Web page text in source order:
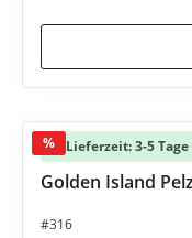
% Lieferzeit: 3-5 Tage
Golden Island
#316